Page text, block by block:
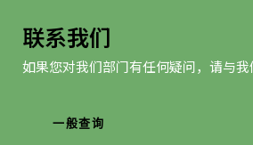
联系我们
如果您对我们部门有任何疑问，请与我
一般查询